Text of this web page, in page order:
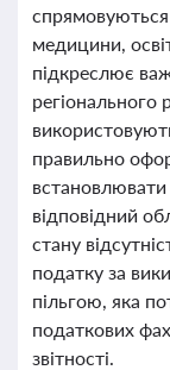
спрямовуються
медицини,
підкреслює
регіонального
правильно
встановлювати
відповідний
стану
податку за
пільгою, яка
податкових
звітності.